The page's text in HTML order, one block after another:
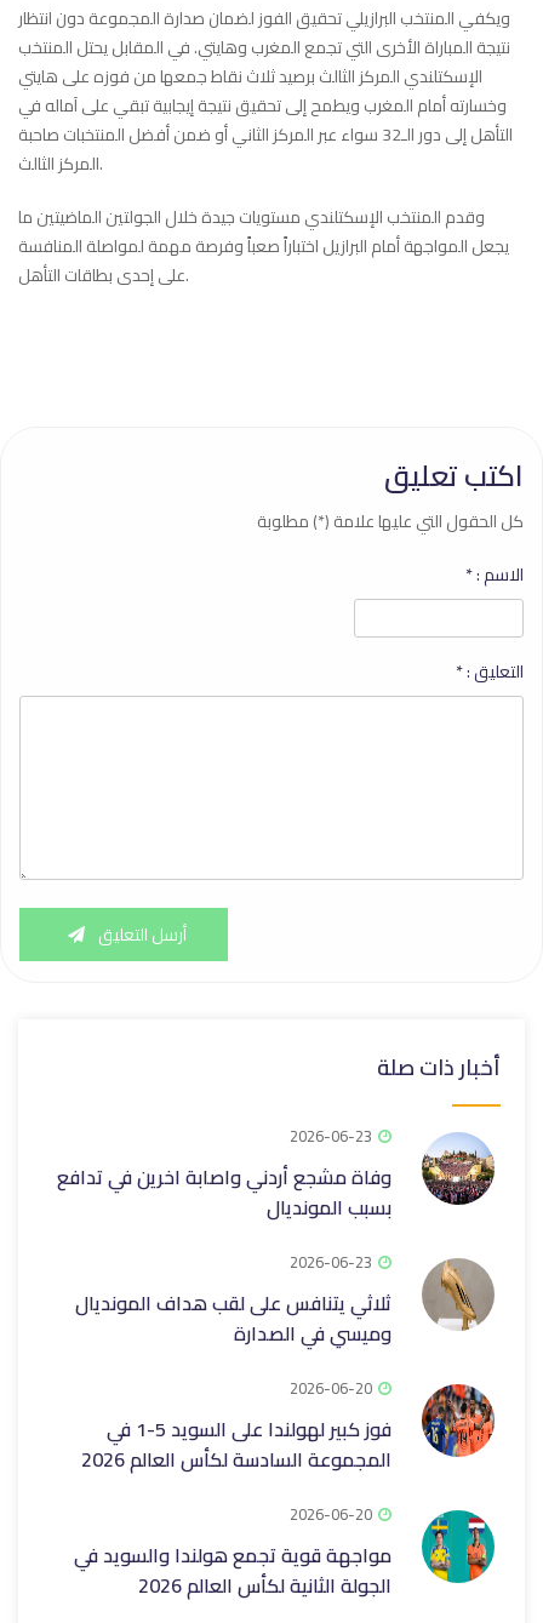
ويكفي المنتخب البرازيلي تحقيق الفوز لضمان صدارة المجموعة دون انتظار
نتيجة المباراة الأخرى التي تجمع المغرب وهايتي. في المقابل يحتل المنتخب
الإسكتلندي المركز الثالث برصيد ثلاث نقاط جمعها من فوزه على هايتي
وخسارته أمام المغرب ويطمح إلى تحقيق نتيجة إيجابية تبقي على آماله في
التأهل إلى دور الـ32 سواء عبر المركز الثاني أو ضمن أفضل المنتخبات صاحبة
المركز الثالث.
وقدم المنتخب الإسكتلندي مستويات جيدة خلال الجولتين الماضيتين ما
يجعل المواجهة أمام البرازيل اختباراً صعباً وفرصة مهمة لمواصلة المنافسة
على إحدى بطاقات التأهل.
اكتب تعليق
كل الحقول التي عليها علامة (*) مطلوبة
الاسم :*
التعليق :*
أرسل التعليق
أخبار ذات صلة
2026-06-23
وفاة مشجع أردني واصابة اخرين في تدافع
بسبب المونديال
2026-06-23
ثلاثي يتنافس على لقب هداف المونديال
وميسي في الصدارة
2026-06-20
فوز كبير لهولندا على السويد 5-1 في
المجموعة السادسة لكأس العالم 2026
2026-06-20
مواجهة قوية تجمع هولندا والسويد في
الجولة الثانية لكأس العالم 2026